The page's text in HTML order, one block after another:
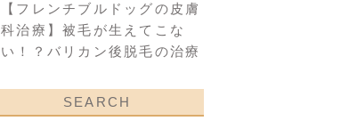
【フレンチブルドッグの皮膚
科治療】被毛が生えてこな
い！？バリカン後脱毛の治療
SEARCH